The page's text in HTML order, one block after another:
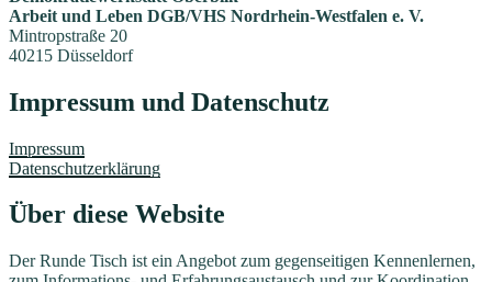
Arbeit und Leben DGB/VHS Nordrhein-Westfalen e. V.
Mintropstraße 20
40215 Düsseldorf
Impressum und Datenschutz
Impressum
Datenschutzerklärung
Über diese Website
Der Runde Tisch ist ein Angebot zum gegenseitigen Kennenlernen,